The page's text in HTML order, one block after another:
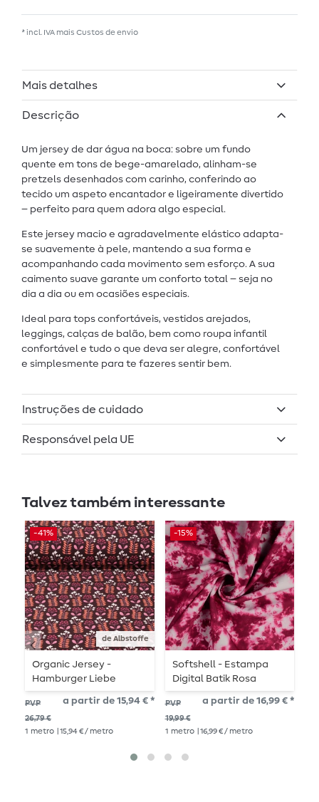
* incl. IVA mais Custos de envio
Mais detalhes
Descrição
Um jersey de dar água na boca: sobre um fundo
quente em tons de bege-amarelado, alinham-se
pretzels desenhados com carinho, conferindo ao
tecido um aspeto encantador e ligeiramente divertido
– perfeito para quem adora algo especial.
Este jersey macio e agradavelmente elástico adapta-
se suavemente à pele, mantendo a sua forma e
acompanhando cada movimento sem esforço. A sua
caimento suave garante um conforto total – seja no
dia a dia ou em ocasiões especiais.
Ideal para tops confortáveis, vestidos arejados,
leggings, calças de balão, bem como roupa infantil
confortável e tudo o que deva ser alegre, confortável
e simplesmente para te fazeres sentir bem.
Instruções de cuidado
Responsável pela UE
Talvez também interessante
de Albstoffe
-41%
Organic Jersey -
Hamburger Liebe
Digital Print Glossy
Petit Bloom Jersey
Bordeaux
PVP
26,79 €
a partir de 15,94 € *
1 metro | 15,94 € / metro
-15%
Softshell - Estampa
Digital Batik Rosa
PVP
19,99 €
a partir de 16,99 € *
1 metro | 16,99 € / metro